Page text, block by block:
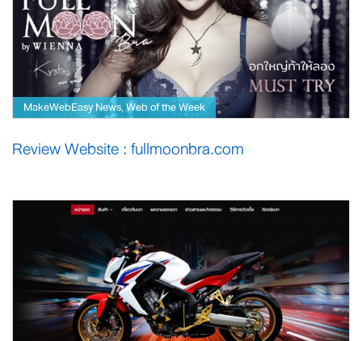
MakeWebEasy News,Web of the Week
Review Website : fullmoonbra.com